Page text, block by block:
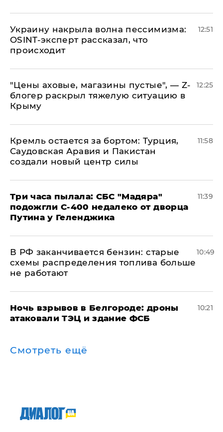
​Украину накрыла волна пессимизма:
OSINT-эксперт рассказал, что
происходит
12:51
​"Цены аховые, магазины пустые", — Z-
блогер раскрыл тяжелую ситуацию в
Крыму
12:25
​Кремль остается за бортом: Турция,
Саудовская Аравия и Пакистан
создали новый центр силы
11:58
Три часа пылала: СБС "Мадяра"
подожгли С-400 недалеко от дворца
Путина у Геленджика
11:39
​В РФ заканчивается бензин: старые
схемы распределения топлива больше
не работают
10:49
​Ночь взрывов в Белгороде: дроны
атаковали ТЭЦ и здание ФСБ
10:21
Смотреть ещё